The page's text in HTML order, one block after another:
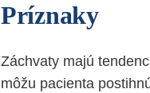
Príznaky
Záchvaty majú
môžu pacienta